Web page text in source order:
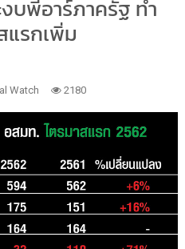
บพีอาร์ภาครัฐ ทำ
แรกเพิ่ม
Watch 2180